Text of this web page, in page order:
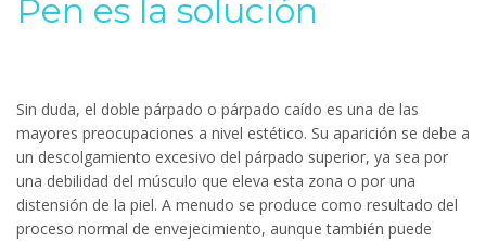
Pen es la solución
Sin duda, el doble párpado o párpado caído es una de las
mayores preocupaciones a nivel estético. Su aparición se debe a
un descolgamiento excesivo del párpado superior, ya sea por
una debilidad del músculo que eleva esta zona o por una
distensión de la piel. A menudo se produce como resultado del
proceso normal de envejecimiento, aunque también puede